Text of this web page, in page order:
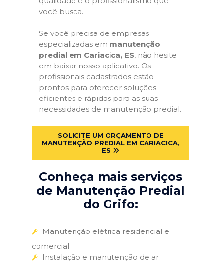
você busca.
Se você precisa de empresas
especializadas em manutenção
predial em Cariacica, ES, não hesite
em baixar nosso aplicativo. Os
profissionais cadastrados estão
prontos para oferecer soluções
eficientes e rápidas para as suas
necessidades de manutenção predial.
SOLICITE UM ORÇAMENTO DE
MANUTENÇÃO PREDIAL EM CARIACICA,
ES
Conheça mais serviços
de Manutenção Predial
do Grifo:
Manutenção elétrica residencial e
comercial
Instalação e manutenção de ar